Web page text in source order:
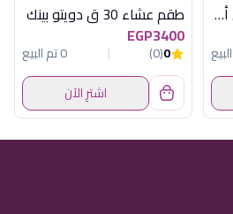
طقم 6 كوب زجاج 25 سل أكسفورد OX-2753
طقم عشاء 30 ق دويتو بينك
EGP3400
0
(0)
0 تم البيع
اشترِ الآن